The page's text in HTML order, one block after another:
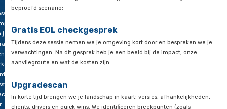
is
tx_isolation). Oude entries kunnen fouten geven of
Dit zijn precies de “kleine” issues die veel tijd kosten als je ze
gang ontdekt en juist die voorkomen we met een goede
Hoe OptimaData jouw MySQL-
regelt (met minimale downtime)